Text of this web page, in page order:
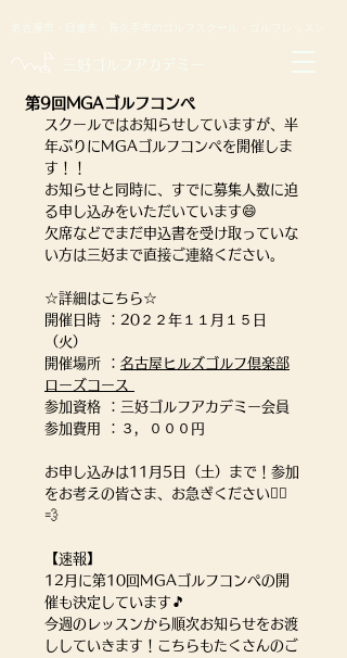
​三好ゴルフアカデミー
第9回MGAゴルフコンペ
スクールではお知らせしていますが、半
年ぶりにMGAゴルフコンペを開催しま
す！！
お知らせと同時に、すでに募集人数に迫
る申し込みをいただいています😄
欠席などでまだ申込書を受け取っていな
い方は三好まで直接ご連絡ください。
☆詳細はこちら☆
開催日時 ：20２２年１１月１５日
（火）
開催場所 ： 名古屋ヒルズゴルフ倶楽部
ローズコース
参加資格 ：三好ゴルフアカデミー会員
参加費用 ：３，０００円
お申し込みは11月5日（土）まで！参加
をお考えの皆さま、お急ぎください🏃‍♀️️
💨
【速報】
12月に第10回MGAゴルフコンペの開
催も決定しています🎵
今週のレッスンから順次お知らせをお渡
ししていきます！こちらもたくさんのご